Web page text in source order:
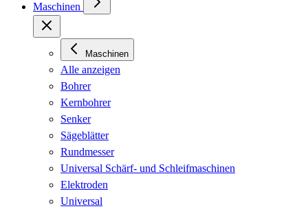
Maschinen
Maschinen
Alle anzeigen
Bohrer
Kernbohrer
Senker
Sägeblätter
Rundmesser
Universal Schärf- und Schleifmaschinen
Elektroden
Universal